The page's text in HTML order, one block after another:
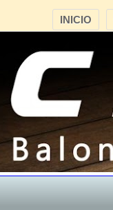
INICIO